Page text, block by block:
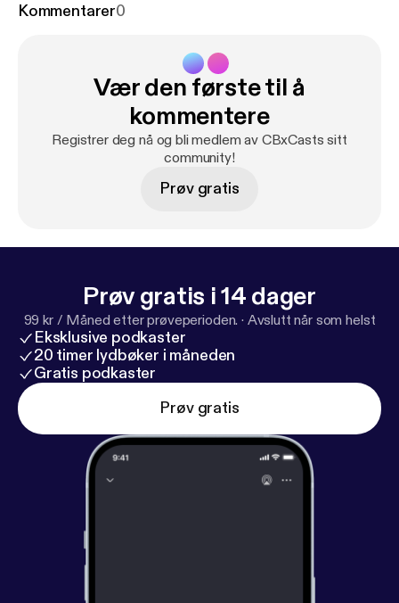
Kommentarer0
Vær den første til å
kommentere
Registrer deg nå og bli medlem av CBxCasts sitt
community!
Prøv gratis
Prøv gratis i 14 dager
99 kr / Måned etter prøveperioden. · Avslutt når som helst
Eksklusive podkaster
20 timer lydbøker i måneden
Gratis podkaster
Prøv gratis